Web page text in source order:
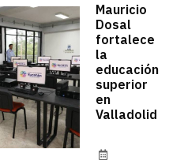
Mauricio
Dosal
fortalece
la
educación
superior
en
Valladolid